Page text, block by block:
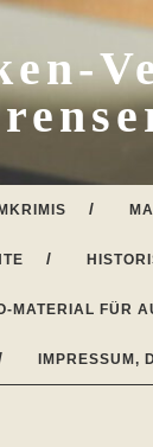
MATERIAL FÜR
IMPRESSUM,